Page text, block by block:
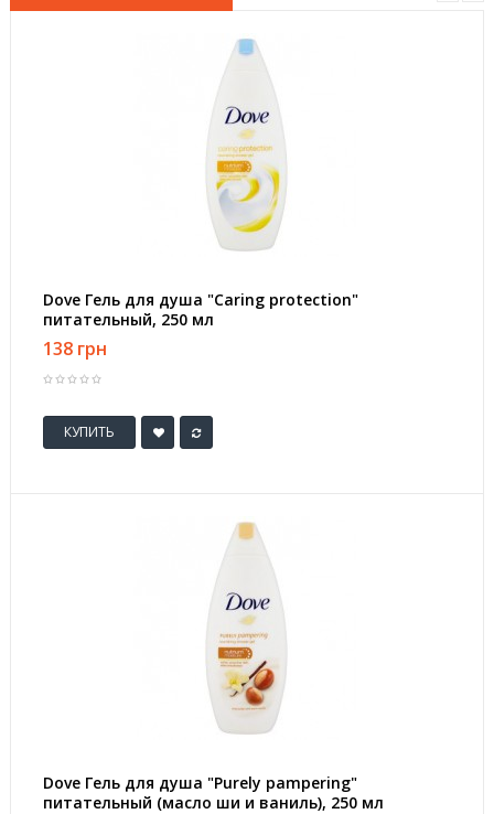
Dove Гель для душа "Caring protection"
питательный, 250 мл
138 грн
КУПИТЬ
Dove Гель для душа "Purely pampering"
питательный (масло ши и ваниль), 250 мл